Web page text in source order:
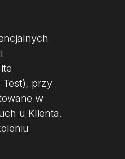
Test), przy
w
u Klienta.